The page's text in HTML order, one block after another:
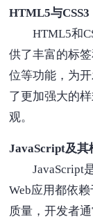
HTML5与CSS3
HTML5和
供了丰富的标
位等功能，为
了更加强大的
观。
JavaScript及其
JavaScript
Web应用都依
质量，开发者